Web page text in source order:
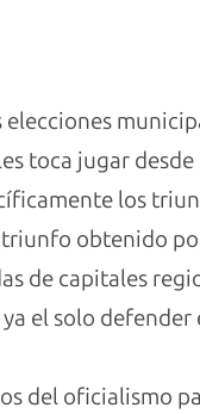
toca jugar
los
obtenido
de capitales
el solo defender
del oficialismo